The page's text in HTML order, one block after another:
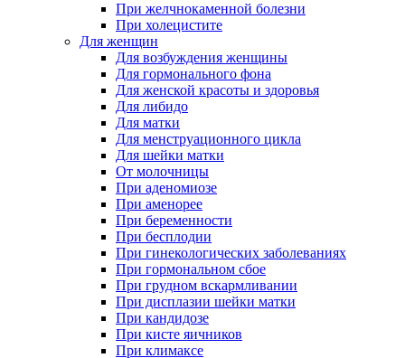
При желчнокаменной болезни
При холецистите
Для женщин
Для возбуждения женщины
Для гормонального фона
Для женской красоты и здоровья
Для либидо
Для матки
Для менструационного цикла
Для шейки матки
От молочницы
При аденомиозе
При аменорее
При беременности
При бесплодии
При гинекологических заболеваниях
При гормональном сбое
При грудном вскармливании
При дисплазии шейки матки
При кандидозе
При кисте яичников
При климаксе